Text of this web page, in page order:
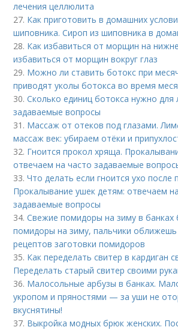
лечения целлюлита
27. Как приготовить в домашних
шиповника. Сироп из шиповника в
28. Как избавиться от морщин на
избавиться от морщин вокруг глаз
29. Можно ли ставить ботокс при
приводят уколы ботокса во время
30.Сколько единиц ботокса нужно для
задаваемые вопросы
31. Массаж от отеков под глазами.
массаж век: убираем отёки и
32. Гноится прокол хряща.
отвечаем на часто задаваемые
33.Что делать если гноится ухо после
Прокалывание ушек детям: отвечаем
задаваемые вопросы
34.Свежие помидоры на зиму в банках
помидоры на зиму, пальчики
рецептов заготовки помидоров
35. Как переделать свитер в кардиган
Переделать старый свитер своими
36. Малосольные арбузы в банках.
укропом и пряностями — за уши не
вкуснятины!
37. Выкройка модных брюк женских.